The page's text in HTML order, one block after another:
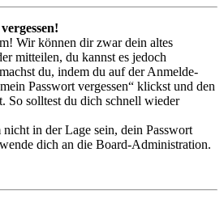
Wir können dir zwar dein altes
mitteilen, du kannst es jedoch
du, indem du auf der Anmelde-
Passwort vergessen“ klickst und den
So solltest du dich schnell wieder
nicht in der Lage sein, dein Passwort
dich an die Board-Administration.